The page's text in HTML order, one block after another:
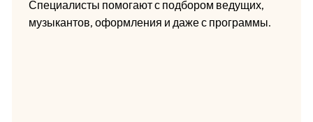
Специалисты помогают с подбором ведущих,
музыкантов, оформления и даже с программы.